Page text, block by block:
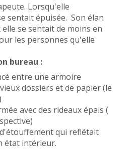
Lorsqu'elle
sentait épuisée. Son élan
se sentait de moins en
les personnes qu'elle
bureau :
entre une armoire
dossiers et de papier (le
avec des rideaux épais (
qui reflétait
état intérieur.